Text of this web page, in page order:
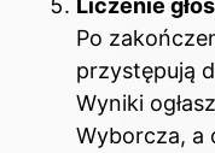
Liczenie
Po
przystępują
Wyniki
Wyborcza, a